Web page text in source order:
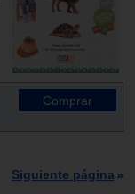
Siguiente página